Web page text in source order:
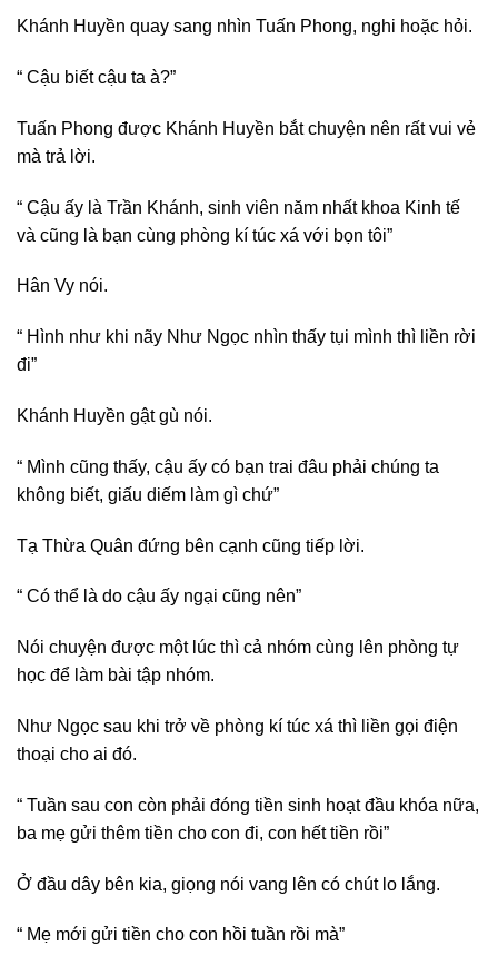
Khánh Huyền quay sang nhìn Tuấn Phong, nghi hoặc hỏi.
“ Cậu biết cậu ta à?”
Tuấn Phong được Khánh Huyền bắt chuyện nên rất vui vẻ
mà trả lời.
“ Cậu ấy là Trần Khánh, sinh viên năm nhất khoa Kinh tế
và cũng là bạn cùng phòng kí túc xá với bọn tôi”
Hân Vy nói.
“ Hình như khi nãy Như Ngọc nhìn thấy tụi mình thì liền rời
đi”
Khánh Huyền gật gù nói.
“ Mình cũng thấy, cậu ấy có bạn trai đâu phải chúng ta
không biết, giấu diếm làm gì chứ”
Tạ Thừa Quân đứng bên cạnh cũng tiếp lời.
“ Có thể là do cậu ấy ngại cũng nên”
Nói chuyện được một lúc thì cả nhóm cùng lên phòng tự
học để làm bài tập nhóm.
Như Ngọc sau khi trở về phòng kí túc xá thì liền gọi điện
thoại cho ai đó.
“ Tuần sau con còn phải đóng tiền sinh hoạt đầu khóa nữa,
ba mẹ gửi thêm tiền cho con đi, con hết tiền rồi”
Ở đầu dây bên kia, giọng nói vang lên có chút lo lắng.
“ Mẹ mới gửi tiền cho con hồi tuần rồi mà”